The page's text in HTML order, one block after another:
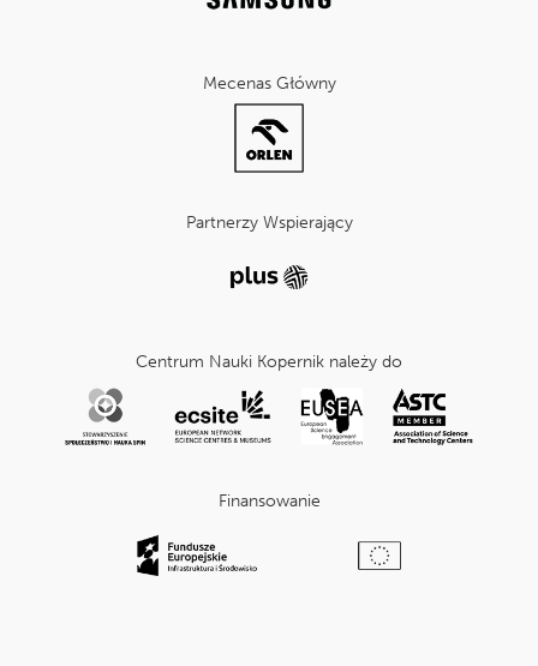
Mecenas Główny
Partnerzy Wspierający
Centrum Nauki Kopernik należy do
Finansowanie